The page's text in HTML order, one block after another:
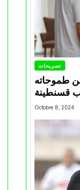
تصريحات
طموحاته
قسنطينة
Octobre 8, 2024